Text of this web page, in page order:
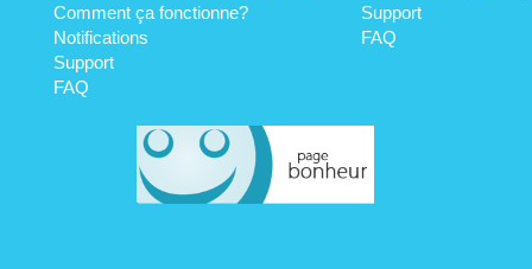
Comment ça fonctionne?
Notifications
Support
FAQ
Support
FAQ